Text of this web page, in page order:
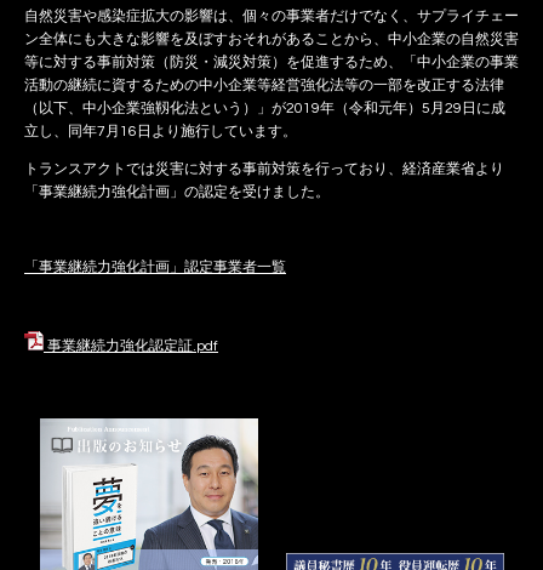
自然災害や感染症拡大の影響は、個々の事業者だけでなく、サプライチェー
ン全体にも大きな影響を及ぼすおそれがあることから、中小企業の自然災害
等に対する事前対策（防災・減災対策）を促進するため、「中小企業の事業
活動の継続に資するための中小企業等経営強化法等の一部を改正する法律
（以下、中小企業強靱化法という）」が2019年（令和元年）5月29日に成
立し、同年7月16日より施行しています。
トランスアクトでは災害に対する事前対策を行っており、経済産業省より
「事業継続力強化計画」の認定を受けました。
「事業継続力強化計画」認定事業者一覧
事業継続力強化認定証.pdf